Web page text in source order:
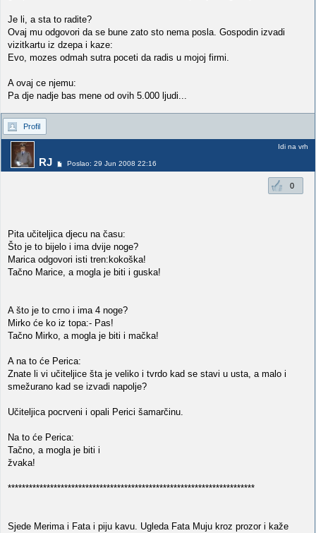
Je li, a sta to radite?
Ovaj mu odgovori da se bune zato sto nema posla. Gospodin izvadi
vizitkartu iz dzepa i kaze:
Evo, mozes odmah sutra poceti da radis u mojoj firmi.
A ovaj ce njemu:
Pa dje nadje bas mene od ovih 5.000 ljudi...
Profil
RJ Poslao: 29 Jun 2008 22:16
Idi na vrh
0
Pita učiteljica djecu na času:
Što je to bijelo i ima dvije noge?
Marica odgovori isti tren:kokoška!
Tačno Marice, a mogla je biti i guska!
A što je to crno i ima 4 noge?
Mirko će ko iz topa:- Pas!
Tačno Mirko, a mogla je biti i mačka!
A na to će Perica:
Znate li vi učiteljice šta je veliko i tvrdo kad se stavi u usta, a malo i
smežurano kad se izvadi napolje?
Učiteljica pocrveni i opali Perici šamarčinu.
Na to će Perica:
Tačno, a mogla je biti i
žvaka!
**********************************************************************
Sjede Merima i Fata i piju kavu. Ugleda Fata Muju kroz prozor i kaže